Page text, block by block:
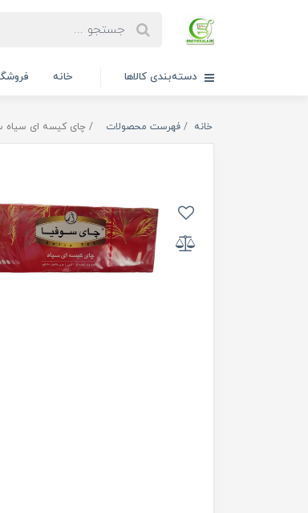
دسته‌بندی کالاها خانه
خانه فهرست محصولات چای کیسه ای سیاه